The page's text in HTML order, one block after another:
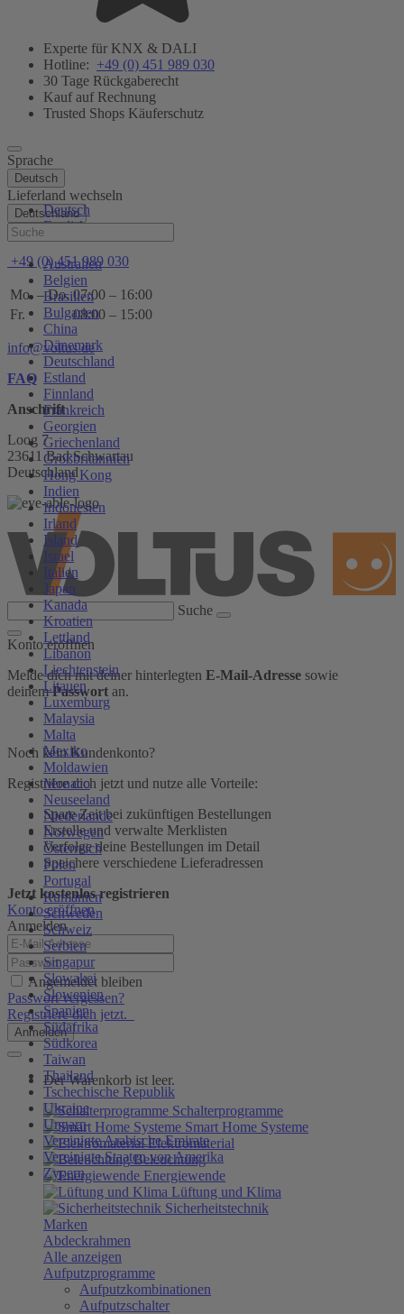
Experte für KNX & DALI
Hotline: +49 (0) 451 989 030
30 Tage Rückgaberecht
Kauf auf Rechnung
Trusted Shops Käuferschutz
Sprache
Deutsch
Deutsch
English
Lieferland wechseln
Deutschland
Australien
Belgien
Brasilien
Bulgarien
China
Dänemark
Deutschland
Estland
Finnland
Frankreich
Georgien
Griechenland
Großbritannien
Hong Kong
Indien
Indonesien
Irland
Island
Israel
Italien
Japan
Kanada
Kroatien
Lettland
Libanon
Liechtenstein
Litauen
Luxemburg
Malaysia
Malta
Mexiko
Moldawien
Monaco
Neuseeland
Niederlande
Norwegen
Österreich
Polen
Portugal
Rumänien
Schweden
Schweiz
Serbien
Singapur
Slowakei
Slowenien
Spanien
Südafrika
Südkorea
Taiwan
Thailand
Tschechische Republik
Ukraine
Ungarn
Vereinigte Arabische Emirate
Vereinigte Staaten von Amerika
Zypern
Hilfe
+49 (0) 451 989 030
Mo. – Do. 07:00 – 16:00
Fr.
08:00 – 15:00
info@voltus.de
FAQ
Anschrift
Loog 7
23611 Bad Schwartau
Deutschland
Suche
Konto eröffnen
Melde dich mit deiner hinterlegten E-Mail-Adresse sowie
deinemPasswort an.
Noch kein Kundenkonto?
Registriere dich jetzt und nutze alle Vorteile:
Spare Zeit bei zukünftigen Bestellungen
Erstelle und verwalte Merklisten
Verfolge deine Bestellungen im Detail
Speichere verschiedene Lieferadressen
Jetzt kostenlos registrieren
Konto eröffnen
Anmelden
Angemeldet bleiben
Passwort vergessen?
Registriere dich jetzt.
Anmelden
Der Warenkorb ist leer.
Schalterprogramme
Smart Home Systeme
Elektromaterial
Beleuchtung
Energiewende
Lüftung und Klima
Sicherheitstechnik
Marken
Abdeckrahmen
Alle anzeigen
Aufputzprogramme
Aufputzkombinationen
Aufputzschalter